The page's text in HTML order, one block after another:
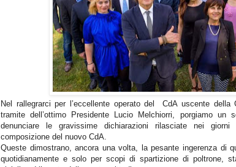
Nel rallegrarci per l’eccellente operato del CdA uscente
tramite dell’ottimo Presidente Lucio Melchiorri, porgiamo un
denunciare le gravissime dichiarazioni rilasciate nei
composizione del nuovo CdA.
Queste dimostrano, ancora una volta, la pesante ingerenza di
quotidianamente e solo per scopi di spartizione di poltrone,